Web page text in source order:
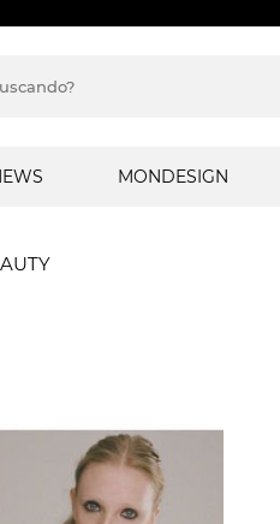
MONDESIGN